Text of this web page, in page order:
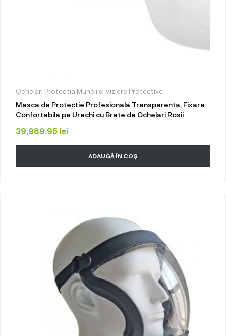
Ochelari Protectia Muncii si Viziere Protective
Masca de Protectie Profesionala Transparenta, Fixare
Confortabila pe Urechi cu Brate de Ochelari Rosii
39,989.95 lei
ADAUGĂ ÎN COȘ